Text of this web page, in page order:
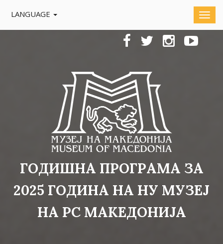
LANGUAGE
ГОДИШНА ПРОГРАМА ЗА
2025 ГОДИНА НА НУ МУЗЕЈ
НА РС МАКЕДОНИЈА